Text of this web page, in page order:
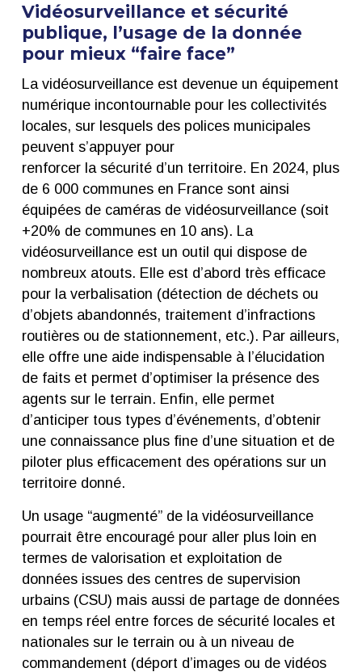
Vidéosurveillance et sécurité
publique, l’usage de la donnée
pour mieux “faire face”
La vidéosurveillance est devenue un équipement
numérique incontournable pour les collectivités
locales, sur lesquels des polices municipales
peuvent s’appuyer pour
renforcer la sécurité d’un territoire. En 2024, plus
de 6 000 communes en France sont ainsi
équipées de caméras de vidéosurveillance (soit
+20% de communes en 10 ans). La
vidéosurveillance est un outil qui dispose de
nombreux atouts. Elle est d’abord très efficace
pour la verbalisation (détection de déchets ou
d’objets abandonnés, traitement d’infractions
routières ou de stationnement, etc.). Par ailleurs,
elle offre une aide indispensable à l’élucidation
de faits et permet d’optimiser la présence des
agents sur le terrain. Enfin, elle permet
d’anticiper tous types d’événements, d’obtenir
une connaissance plus fine d’une situation et de
piloter plus efficacement des opérations sur un
territoire donné.
Un usage “augmenté” de la vidéosurveillance
pourrait être encouragé pour aller plus loin en
termes de valorisation et exploitation de
données issues des centres de supervision
urbains (CSU) mais aussi de partage de données
en temps réel entre forces de sécurité locales et
nationales sur le terrain ou à un niveau de
commandement (déport d’images ou de vidéos